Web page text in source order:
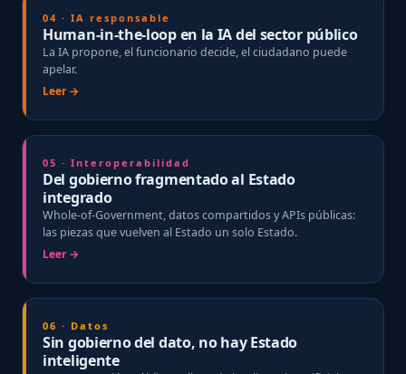
04 · IA responsable
Human-in-the-loop en la IA del sector público
La IA propone, el funcionario decide, el ciudadano puede
apelar.
Leer →
05 · Interoperabilidad
Del gobierno fragmentado al Estado
integrado
Whole-of-Government, datos compartidos y APIs públicas:
las piezas que vuelven al Estado un solo Estado.
Leer →
06 · Datos
Sin gobierno del dato, no hay Estado
inteligente